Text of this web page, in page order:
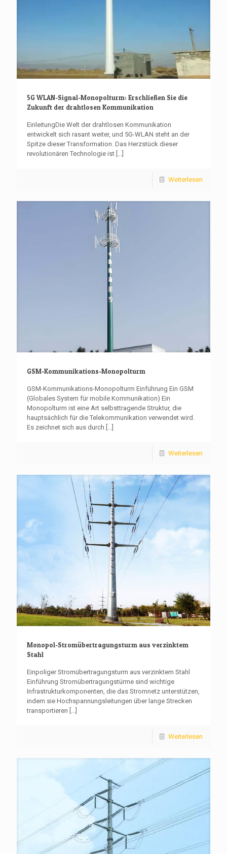
5G WLAN-Signal-Monopolturm: Erschließen Sie die
Zukunft der drahtlosen Kommunikation
EinleitungDie Welt der drahtlosen Kommunikation
entwickelt sich rasant weiter, und 5G-WLAN steht an der
Spitze dieser Transformation. Das Herzstück dieser
revolutionären Technologie ist [...]
Weiterlesen
GSM-Kommunikations-Monopolturm
GSM-Kommunikations-Monopolturm Einführung Ein GSM
(Globales System für mobile Kommunikation) Ein
Monopolturm ist eine Art selbsttragende Struktur, die
hauptsächlich für die Telekommunikation verwendet wird.
Es zeichnet sich aus durch [...]
Weiterlesen
Monopol-Stromübertragungsturm aus verzinktem
Stahl
Einpoliger Stromübertragungsturm aus verzinktem Stahl
Einführung Stromübertragungstürme sind wichtige
Infrastrukturkomponenten, die das Stromnetz unterstützen,
indem sie Hochspannungsleitungen über lange Strecken
transportieren [...]
Weiterlesen